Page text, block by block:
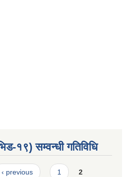
१९) सम्वन्धी गतिविधि
‹ previous 1 2